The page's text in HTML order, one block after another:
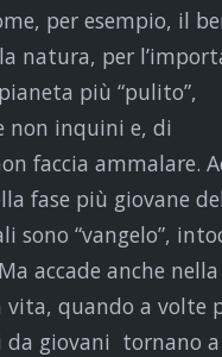
per esempio, il
natura, per
più “pulito”,
non inquini e, di
faccia ammalare.
fase più giovane
sono “vangelo”,
accade anche
vita, quando a volte
giovani tornano a